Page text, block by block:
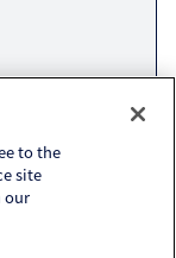
理，请参阅
。
to the
site
our